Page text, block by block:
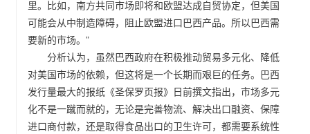
里。比如，南方共同市场即将和欧盟达成自贸协定，但美国
可能会从中制造障碍，阻止欧盟进口巴西产品。所以巴西需
要新的市场。”
分析认为，虽然巴西政府在积极推动贸易多元化、降低
对美国市场的依赖，但这将是一个长期而艰巨的任务。巴西
发行量最大的报纸《圣保罗页报》日前撰文指出，市场多元
化不是一蹴而就的，无论是完善物流、解决出口融资、保障
进口商付款，还是取得食品出口的卫生许可，都需要系统性